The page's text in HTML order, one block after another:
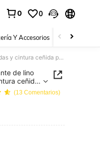
0 0
Y Accesorios Zapatos
BELROSIE Nueva llegada Top elegante de lino sintético con mangas de farol fruncidas y cintura ceñida para mujer
de lino
ceñida
(13 Comentarios)